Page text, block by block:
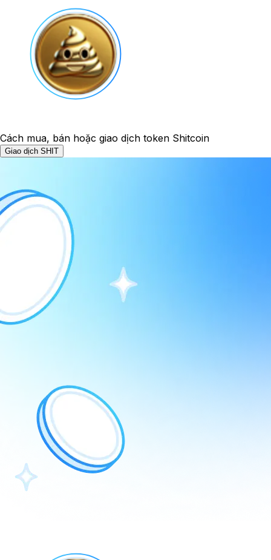
Cách mua, bán hoặc giao dịch token Shitcoin
Giao dịch SHIT